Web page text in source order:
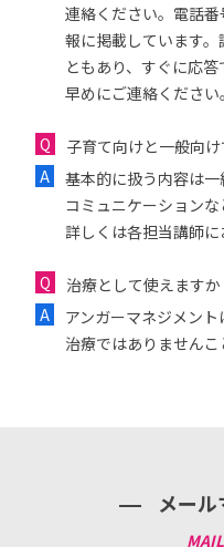
連絡ください。電話
報に掲載しています
ともあり、すぐに応
早めにご連絡ください。
子育て向けと一般向
基本的に扱う内容は
コミュニケーションな
詳しくは各担当講師に
治療として使えますか
アンガーマネジメント
治療ではありませんこ
メー